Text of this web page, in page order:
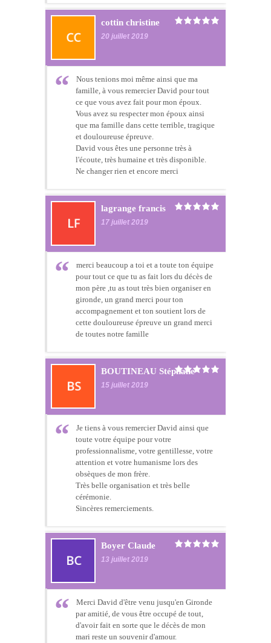
cottin christine
20 juillet 2019
Nous tenions moi même ainsi que ma
famille, à vous remercier David pour tout
ce que vous avez fait pour mon époux.
Vous avez su respecter mon époux ainsi
que ma famille dans cette terrible, tragique
et douloureuse épreuve.
David vous êtes une personne très à
l'écoute, très humaine et très disponible.
Ne changer rien et encore merci
lagrange francis
17 juillet 2019
merci beaucoup a toi et a toute ton équipe
pour tout ce que tu as fait lors du décès de
mon père ,tu as tout très bien organiser en
gironde, un grand merci pour ton
accompagnement et ton soutient lors de
cette douloureuse épreuve un grand merci
de toutes notre famille
BOUTINEAU Stéphane
15 juillet 2019
Je tiens à vous remercier David ainsi que
toute votre équipe pour votre
professionnalisme, votre gentillesse, votre
attention et votre humanisme lors des
obsèques de mon frère.
Très belle organisation et très belle
cérémonie.
Sincères remerciements.
Boyer Claude
13 juillet 2019
Merci David d'être venu jusqu'en Gironde
par amitié, de vous être occupé de tout,
d'avoir fait en sorte que le décès de mon
mari reste un souvenir d'amour.